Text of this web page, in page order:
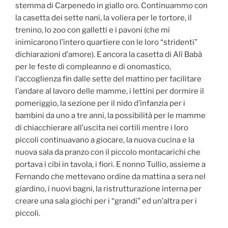
stemma di Carpenedo in giallo oro. Continuammo con
la casetta dei sette nani, la voliera per le tortore, il
trenino, lo zoo con galletti e i pavoni (che mi
inimicarono l’intero quartiere con le loro “stridenti”
dichiarazioni d’amore). E ancora la casetta di Alì Babà
per le feste di compleanno e di onomastico,
l’accoglienza fin dalle sette del mattino per facilitare
l’andare al lavoro delle mamme, i lettini per dormire il
pomeriggio, la sezione per il nido d’infanzia per i
bambini da uno a tre anni, la possibilità per le mamme
di chiacchierare all’uscita nei cortili mentre i loro
piccoli continuavano a giocare, la nuova cucina e la
nuova sala da pranzo con il piccolo montacarichi che
portava i cibi in tavola, i fiori. E nonno Tullio, assieme a
Fernando che mettevano ordine da mattina a sera nel
giardino, i nuovi bagni, la ristrutturazione interna per
creare una sala giochi per i “grandi” ed un’altra per i
piccoli.